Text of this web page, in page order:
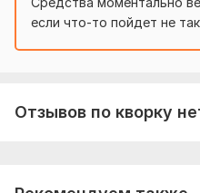
если что-то пойдет не
Отзывов по кворку